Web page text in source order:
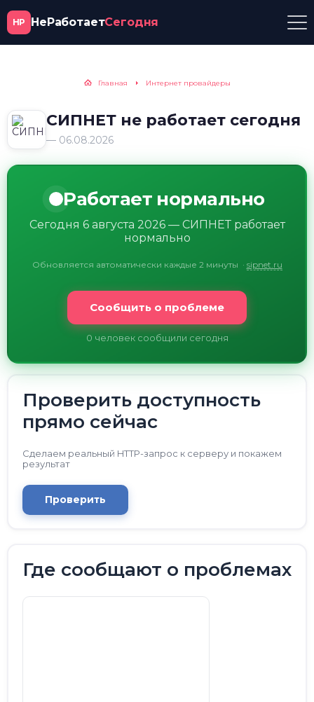
НР НеРаботаетСегодня
Главная Интернет провайдеры
СИПНЕТ не работает сегодня
— 06.08.2026
Работает нормально
Сегодня 6 августа 2026 — СИПНЕТ работает
нормально
Обновляется автоматически каждые 2 минуты · sipnet.ru
Сообщить о проблеме
0 человек сообщили сегодня
Проверить доступность
прямо сейчас
Сделаем реальный HTTP-запрос к серверу и покажем
результат
Проверить
Где сообщают о проблемах